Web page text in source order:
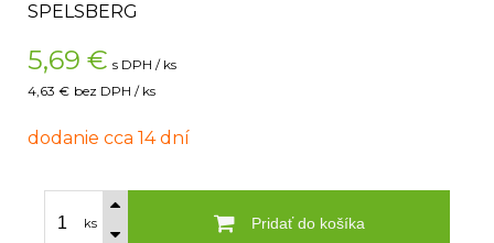
SPELSBERG
5,69 € s DPH / ks
4,63 € bez DPH / ks
dodanie cca 14 dní
ks Pridať do košíka